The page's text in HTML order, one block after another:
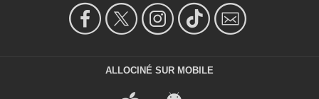
ALLOCINÉ SUR MOBILE